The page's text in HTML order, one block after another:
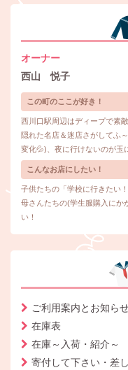
オーナー
西山 悦子
この町のここが好き！
西川口駅周辺はディープで素
隠れた名店＆迷店さがしてふ
変化💦)、夜に行けないのが玉
こんなお店にしたい！
子供たちの「学校に行きたい
母さんたちの(学生服購入にか
い！
ご利用案内とお知ら
在庫表
在庫～入荷・紹介～
寄付して下さい・差